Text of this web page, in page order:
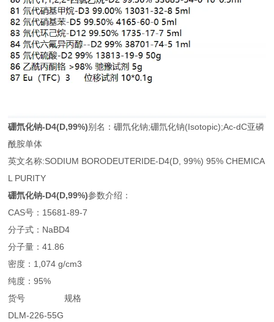
硼氘化钠-D4(D,99%)别名：硼氘化钠;硼氘化钠(Isotopic);Ac-dC亚磷
酰胺单体
英文名称:SODIUM BORODEUTERIDE-D4(D, 99%) 95% CHEMICA
L PURITY
硼氘化钠-D4(D,99%)参数介绍：
CAS号：15681-89-7
分子式：NaBD4
分子量：41.86
密度：1,074 g/cm3
纯度：95%
货号 规格
DLM-226-55G